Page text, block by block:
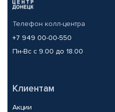
Телефон колл-центра
+7 949 00-00-550
Пн-Вс с 9.00 до 18.00
Клиентам
Акции